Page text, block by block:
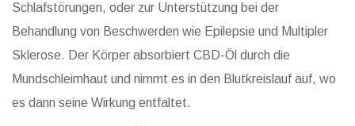
Schlafstörungen, oder zur Unterstützung bei der
Behandlung von Beschwerden wie Epilepsie und Multipler
Sklerose. Der Körper absorbiert CBD-Öl durch die
Mundschleimhaut und nimmt es in den Blutkreislauf auf, wo
es dann seine Wirkung entfaltet.